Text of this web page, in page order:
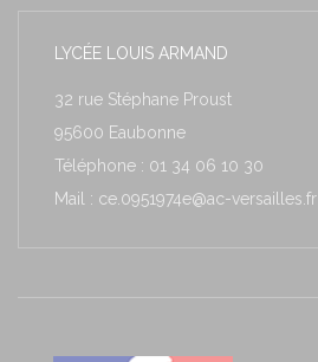
LYCÉE LOUIS ARMAND
32 rue Stéphane Proust
95600 Eaubonne
Téléphone : 01 34 06 10 30
Mail : ce.0951974e@ac-versailles.fr